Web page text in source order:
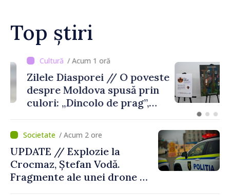
Top știri
/ Acum 1 oră
Zilele Diasporei // O poveste
despre Moldova spusă prin
culori: „Dincolo de prag”,
stabilită la Bruxelles
/ Acum 2 ore
UPDATE // Explozie la
Crocmaz, Ștefan Vodă.
Fragmente ale unei drone de